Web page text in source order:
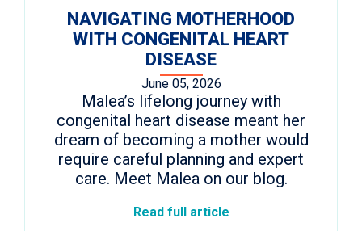
NAVIGATING MOTHERHOOD
WITH CONGENITAL HEART
DISEASE
June 05, 2026
Malea’s lifelong journey with
congenital heart disease meant her
dream of becoming a mother would
require careful planning and expert
care. Meet Malea on our blog.
Read full article